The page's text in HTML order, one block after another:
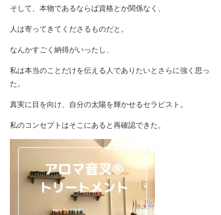
そして、本物であるならば資格とか関係なく、
人は寄ってきてくださるものだと。
なんかすごく納得がいったし、
私は本当のことだけを伝える人でありたいとさらに強く思っ
た。
真実に目を向け、自分の太陽を輝かせるセラピスト。
私のコンセプトはそこにあると再確認できた。